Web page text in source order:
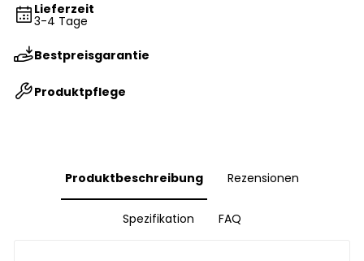
Lieferzeit
3-4 Tage
Bestpreisgarantie
Produktpflege
Produktbeschreibung Rezensionen
Spezifikation FAQ